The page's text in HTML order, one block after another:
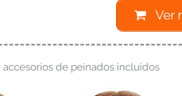
Ver
accesorios de peinados incluidos